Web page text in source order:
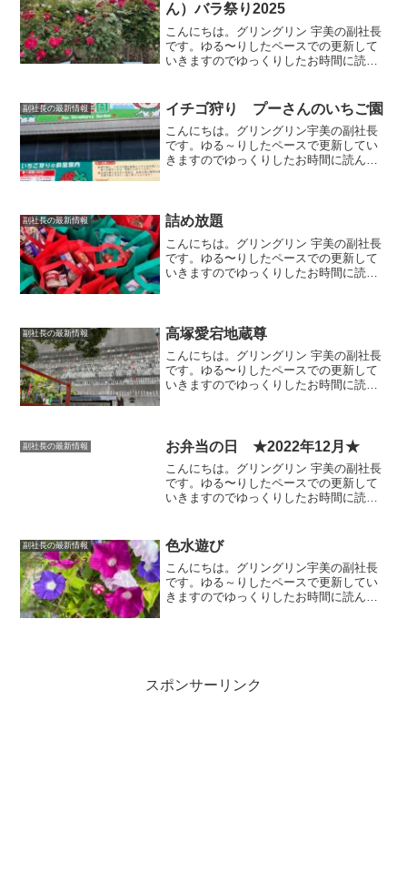
ん）バラ祭り2025
こんにちは。グリングリン 宇美の副社長
です。ゆる〜りしたペースでの更新して
いきますのでゆっくりしたお時間に読ん
バラ祭りが開催されています。ステージ
イベントや物品販売、...
副社長の最新情報 イチゴ狩り プーさんのいちご園
こんにちは。グリングリン宇美の副社長
です。ゆる～りしたペースで更新してい
きますのでゆっくりしたお時間に読んで
富ということで行ってみた...
副社長の最新情報 詰め放題
こんにちは。グリングリン 宇美の副社長
です。ゆる〜りしたペースでの更新して
いきますのでゆっくりしたお時間に読ん
題をしました。何個入っ...
副社長の最新情報 高塚愛宕地蔵尊
こんにちは。グリングリン 宇美の副社長
です。ゆる〜りしたペースでの更新して
いきますのでゆっくりしたお時間に読ん
んでいます。ペットの健...
副社長の最新情報 お弁当の日 ★2022年12月★
こんにちは。グリングリン 宇美の副社長
です。ゆる〜りしたペースでの更新して
いきますのでゆっくりしたお時間に読ん
す。12月の季節行事12月はクリスマス🎄
まずはサンタクロース...
副社長の最新情報 色水遊び
こんにちは。グリングリン宇美の副社長
です。ゆる～りしたペースで更新してい
きますのでゆっくりしたお時間に読んで
スポンサーリンク